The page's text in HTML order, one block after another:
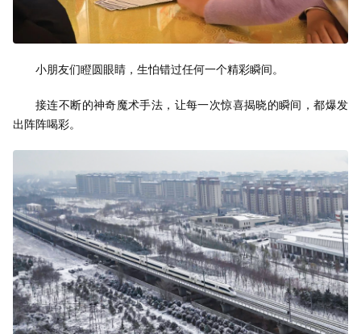
小朋友们瞪圆眼睛，生怕错过任何一个精彩瞬间。
接连不断的神奇魔术手法，让每一次惊喜揭晓的瞬间，都爆发
出阵阵喝彩。